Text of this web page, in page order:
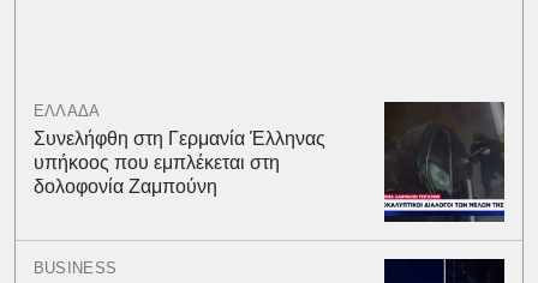
ΕΛΛΑΔΑ
Συνελήφθη στη Γερμανία Έλληνας
υπήκοος που εμπλέκεται στη
δολοφονία Ζαμπούνη
BUSINESS